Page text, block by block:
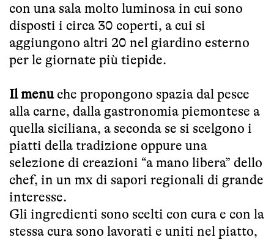
con una sala molto luminosa in cui sono
disposti i circa 30 coperti, a cui si
aggiungono altri 20 nel giardino esterno
per le giornate più tiepide.
Il menuche propongono spazia dal pesce
alla carne, dalla gastronomia piemontese a
quella siciliana, a seconda se si scelgono i
piatti della tradizione oppure una
selezione di creazioni “a mano libera” dello
chef, in un mx di sapori regionali di grande
interesse.
Gli ingredienti sono scelti con cura e con la
stessa cura sono lavorati e uniti nel piatto,